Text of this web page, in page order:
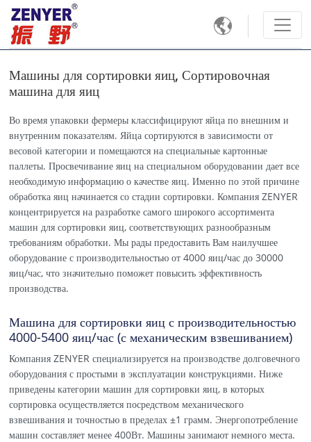

Машины для сортировки яиц, Сортировочная
машина для яиц
Во время упаковки фермеры классифицируют яйца по внешним и
внутренним показателям. Яйца сортируются в зависимости от
весовой категории и помещаются на специальные картонные
паллеты. Просвечивание яиц на специальном оборудовании дает все
необходимую информацию о качестве яиц. Именно по этой причине
обработка яиц начинается со стадии сортировки. Компания ZENYER
концентрируется на разработке самого широкого ассортимента
машин для сортировки яиц, соответствующих разнообразным
требованиям обработки. Мы рады предоставить Вам наилучшее
оборудование с производительностью от 4000 яиц/час до 30000
яиц/час, что значительно поможет повысить эффективность
производства.
Машина для сортировки яиц с производительностью
4000-5400 яиц/час (с механическим взвешиванием)
Компания ZENYER специализируется на производстве долговечного
оборудования с простыми в эксплуатации конструкциями. Ниже
приведены категории машин для сортировки яиц, в которых
сортировка осуществляется посредством механического
взвешивания и точностью в пределах ±1 грамм. Энергопотребление
машин составляет менее 400Вт. Машины занимают немного места.